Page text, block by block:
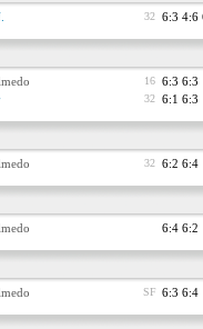
32 6:3 4:6
16 6:3 6:3
32 6:1 6:3
32 6:2 6:4
6:4 6:2
SF 6:3 6:4